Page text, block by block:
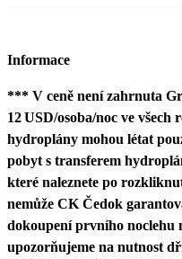
Informace
*** V ceně není zahrnuta
12 USD/osoba/noc ve všech
hydroplány mohou létat
pobyt s transferem
které naleznete po
nemůže CK Čedok
dokoupení prvního noclehu
upozorňujeme na nutnost